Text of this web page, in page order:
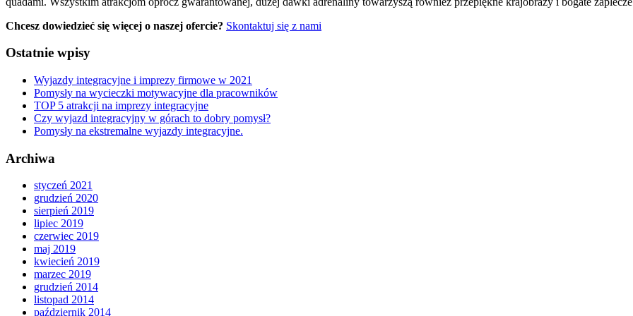
Chcesz dowiedzieć się więcej o naszej ofercie? Skontaktuj się z nami
Ostatnie wpisy
Wyjazdy integracyjne i imprezy firmowe w 2021
Pomysły na wycieczki motywacyjne dla pracowników
TOP 5 atrakcji na imprezy integracyjne
Czy wyjazd integracyjny w górach to dobry pomysł?
Pomysły na ekstremalne wyjazdy integracyjne.
Archiwa
styczeń 2021
grudzień 2020
sierpień 2019
lipiec 2019
czerwiec 2019
maj 2019
kwiecień 2019
marzec 2019
grudzień 2014
listopad 2014
październik 2014